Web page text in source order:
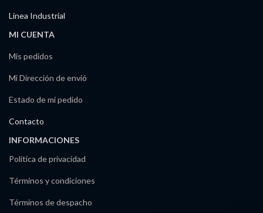
Línea Industrial
MI CUENTA
Mis pedidos
Mi Dirección de envió
Estado de mi pedido
Contacto
INFORMACIONES
Política de privacidad
Términos y condiciones
Términos de despacho